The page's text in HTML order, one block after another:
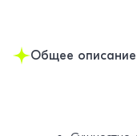
Общее описание